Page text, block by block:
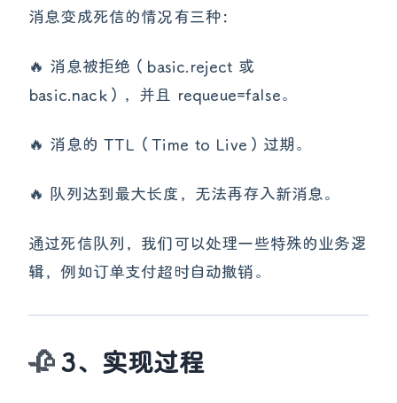
消息变成死信的情况有三种：
🔥 消息被拒绝（basic.reject 或
basic.nack），并且 requeue=false。
🔥 消息的 TTL（Time to Live）过期。
🔥 队列达到最大长度，无法再存入新消息。
通过死信队列，我们可以处理一些特殊的业务逻
辑，例如订单支付超时自动撤销。
3、实现过程